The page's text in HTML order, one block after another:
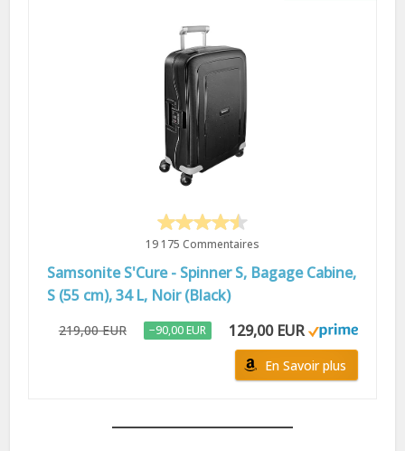
19 175 Commentaires
Samsonite S'Cure - Spinner S, Bagage Cabine,
S (55 cm), 34 L, Noir (Black)
219,00 EUR −90,00 EUR 129,00 EUR
En Savoir plus